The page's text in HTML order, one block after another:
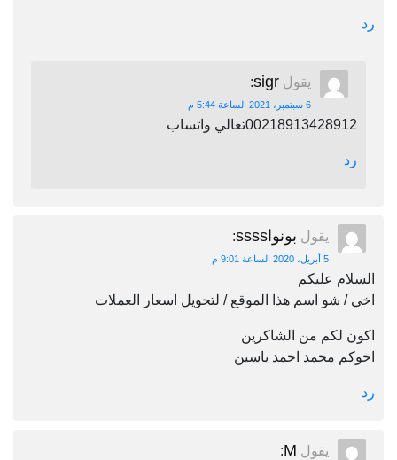
رد
يقول sigr
:
6 سبتمبر، 2021 الساعة 5:44 م
00218913428912تعالي واتساب
رد
يقول بونواssss :
5 أبريل، 2020 الساعة 9:01 م
السلام عليكم
اخي / شو اسم هذا الموقع / لتحويل اسعار العملات
اكون لكم من الشاكرين
اخوكم محمد احمد ياسين
رد
يقول M
: